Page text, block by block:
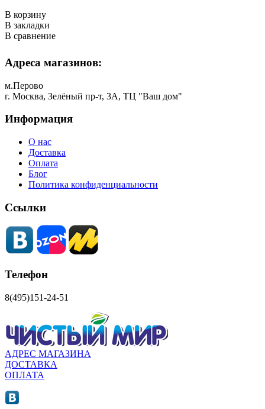
В корзину
В закладки
В сравнение
Адреса магазинов:
м.Перово
г. Москва, Зелёный пр-т, 3А, ТЦ "Ваш дом"
Информация
О нас
Доставка
Оплата
Блог
Политика конфиденциальности
Ссылки
Телефон
8(495)151-24-51
АДРЕС МАГАЗИНА
ДОСТАВКА
ОПЛАТА